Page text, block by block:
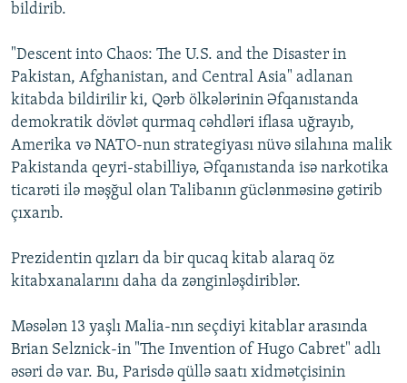
bildirib.
"Descent into Chaos: The U.S. and the Disaster in
Pakistan, Afghanistan, and Central Asia" adlanan
kitabda bildirilir ki, Qərb ölkələrinin Əfqanıstanda
demokratik dövlət qurmaq cəhdləri iflasa uğrayıb,
Amerika və NATO-nun strategiyası nüvə silahına malik
Pakistanda qeyri-stabilliyə, Əfqanıstanda isə narkotika
ticarəti ilə məşğul olan Talibanın güclənməsinə gətirib
çıxarıb.
Prezidentin qızları da bir qucaq kitab alaraq öz
kitabxanalarını daha da zənginləşdiriblər.
Məsələn 13 yaşlı Malia-nın seçdiyi kitablar arasında
Brian Selznick-in "The Invention of Hugo Cabret" adlı
əsəri də var. Bu, Parisdə qüllə saatı xidmətçisinin